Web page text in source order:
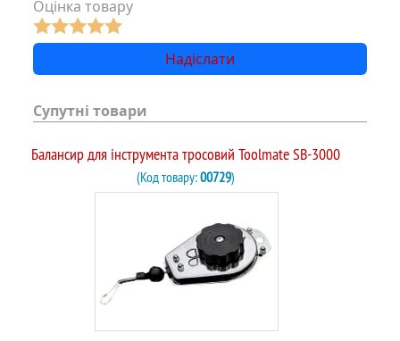
Оцінка товару
Супутні товари
Балансир для інструмента тросовий Toolmate SB-3000
(Код товару:00729)